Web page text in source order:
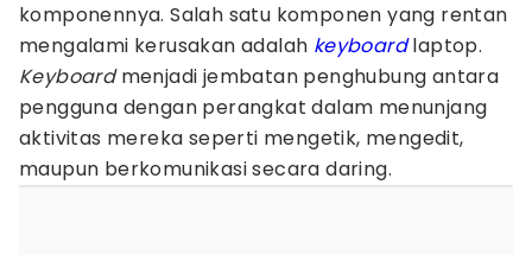
komponennya. Salah satu komponen yang rentan
mengalami kerusakan adalah keyboardlaptop.
Keyboardmenjadi jembatan penghubung antara
pengguna dengan perangkat dalam menunjang
aktivitas mereka seperti mengetik, mengedit,
maupun berkomunikasi secara daring.